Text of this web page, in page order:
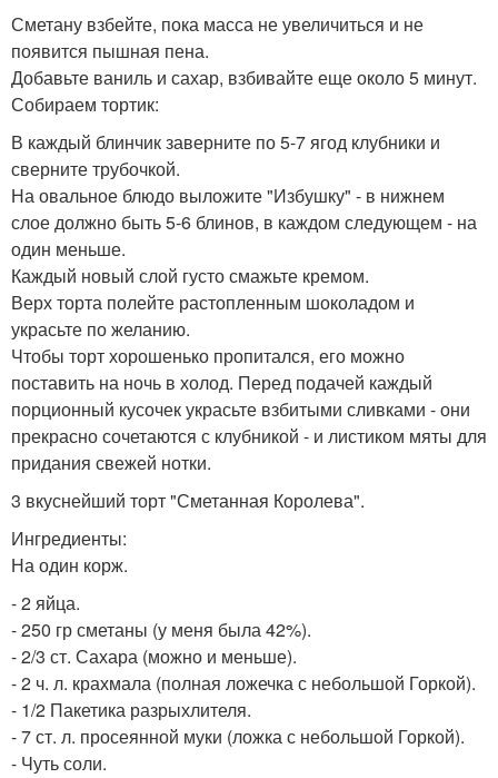
Сметану взбейте, пока масса не увеличиться и не
появится пышная пена.
Добавьте ваниль и сахар, взбивайте еще около 5 минут.
Собираем тортик:
В каждый блинчик заверните по 5-7 ягод клубники и
сверните трубочкой.
На овальное блюдо выложите "Избушку" - в нижнем
слое должно быть 5-6 блинов, в каждом следующем - на
один меньше.
Каждый новый слой густо смажьте кремом.
Верх торта полейте растопленным шоколадом и
украсьте по желанию.
Чтобы торт хорошенько пропитался, его можно
поставить на ночь в холод. Перед подачей каждый
порционный кусочек украсьте взбитыми сливками - они
прекрасно сочетаются с клубникой - и листиком мяты для
придания свежей нотки.
3 вкуснейший торт "Сметанная Королева".
Ингредиенты:
На один корж.
- 2 яйца.
- 250 гр сметаны (у меня была 42%).
- 2/3 ст. Сахара (можно и меньше).
- 2 ч. л. крахмала (полная ложечка с небольшой Горкой).
- 1/2 Пакетика разрыхлителя.
- 7 ст. л. просеянной муки (ложка с небольшой Горкой).
- Чуть соли.